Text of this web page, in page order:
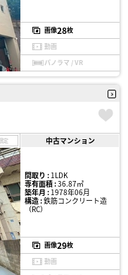
画像28枚
動画
パノラマ / VR
定 中古マンション
間取り :1LDK
専有面積 :36.87㎡
築年月 :1978年06月
構造 :鉄筋コンクリート造
（RC）
画像29枚
動画